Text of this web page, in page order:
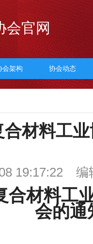
会官网
会架构 协会动态
材料工
19:17:22 编
合材料工
会的通